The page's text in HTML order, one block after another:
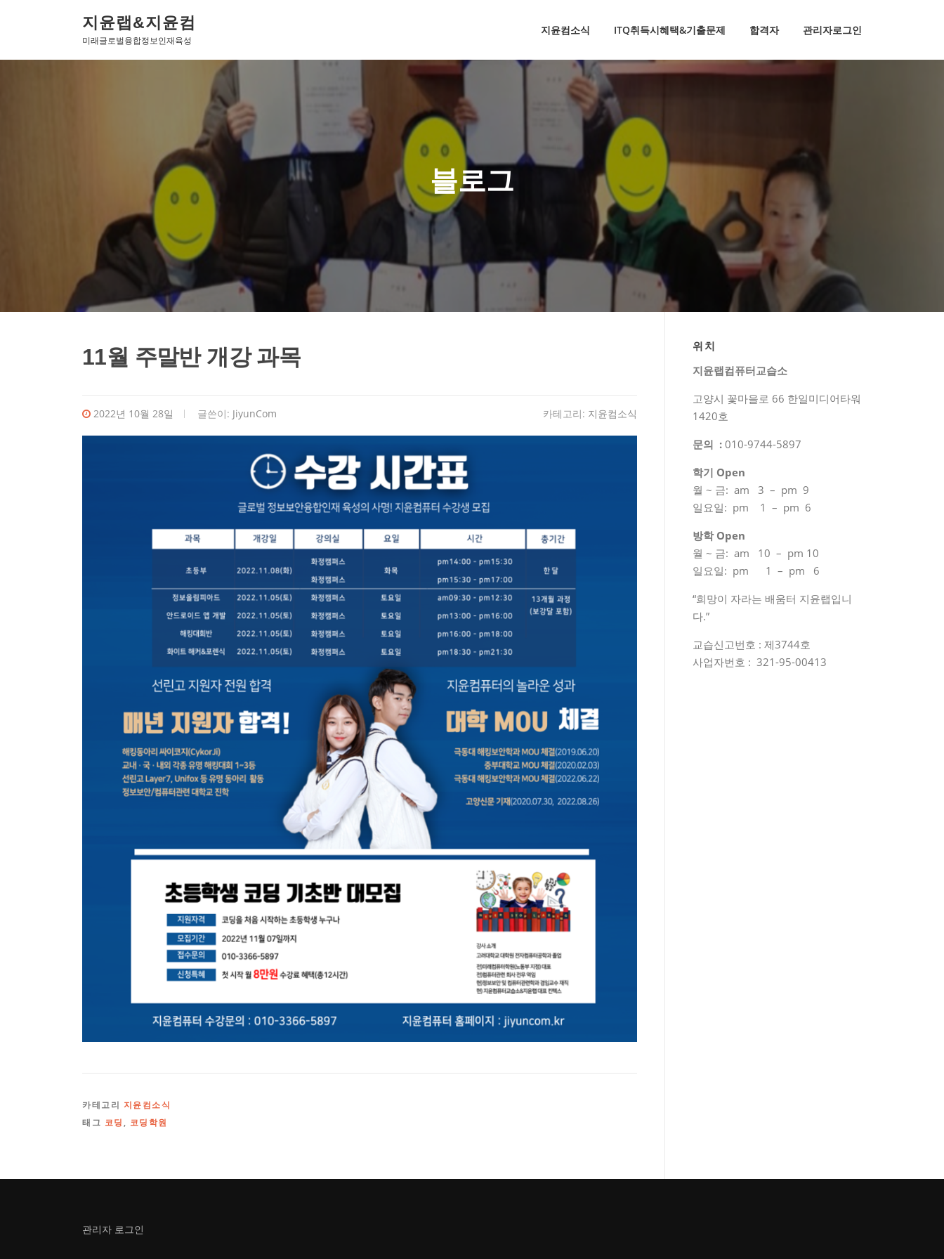
지윤랩&지윤컴
미래글로벌융합정보인재육성
지윤컴소식 ITQ취득시혜택&기출문제 합격자 관리자로그인
블로그
11월 주말반 개강 과목
2022년 10월 28일 글쓴이: JiyunCom 카테고리: 지윤컴소식
카테고리 지윤컴소식
태그 코딩 , 코딩학원
위치
지윤랩컴퓨터교습소
고양시 꽃마을로 66 한일미디어타워
1420호
문의 : 010-9744-5897
학기 Open
월 ~ 금: am 3 – pm 9
일요일: pm 1 – pm 6
방학 Open
월 ~ 금: am 10 – pm 10
일요일: pm 1 – pm 6
“희망이 자라는 배움터 지윤랩입니
다.”
교습신고번호 : 제3744호
사업자번호 : 321-95-00413
관리자 로그인